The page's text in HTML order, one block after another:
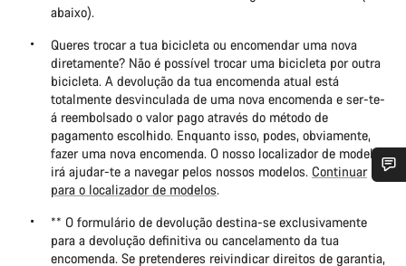
abaixo).
Queres trocar a tua bicicleta ou encomendar uma nova
diretamente? Não é possível trocar uma bicicleta por outra
bicicleta. A devolução da tua encomenda atual está
totalmente desvinculada de uma nova encomenda e ser-te-
á reembolsado o valor pago através do método de
pagamento escolhido. Enquanto isso, podes, obviamente,
fazer uma nova encomenda. O nosso localizador de modelos
irá ajudar-te a navegar pelos nossos modelos. Continuar
para o localizador de modelos.
** O formulário de devolução destina-se exclusivamente
para a devolução definitiva ou cancelamento da tua
encomenda. Se pretenderes reivindicar direitos de garantia,
Precisas de ajuda?
Os nossos peritos em apoio ao cliente estão prontos para